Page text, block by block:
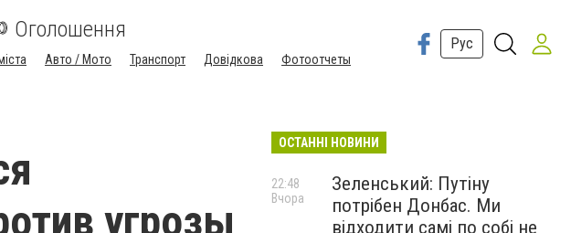
Оголошення
Авто / Мото Транспорт Довідкова Фотоотчеты
Рус
угрозы
ОСТАННІ НОВИНИ
Зеленський: Путіну
потрібен Донбас. Ми
відходити самі по собі не
22:48
Вчора